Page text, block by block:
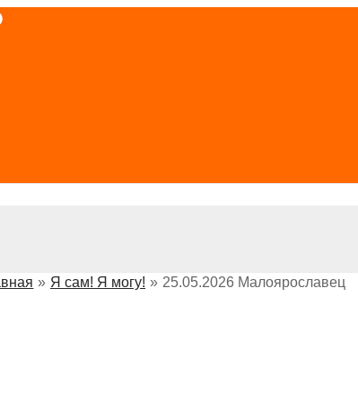
Я сам! Я могу! 25.05.2026 Малоярославец